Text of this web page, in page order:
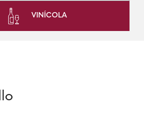
VINÍCOLA